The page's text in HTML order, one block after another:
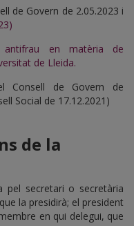
de Govern de 2.05.2023 i
en matèria de
de Lleida.
Consell de Govern de
Social de 17.12.2021)
de la
pel secretari o secretària
la presidirà; el president
en qui delegui, que